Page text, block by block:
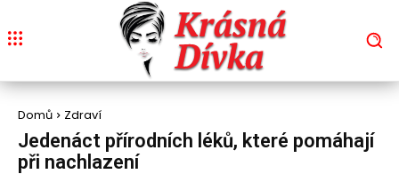
Domů Zdraví
Jedenáct přírodních léků, které pomáhají
při nachlazení